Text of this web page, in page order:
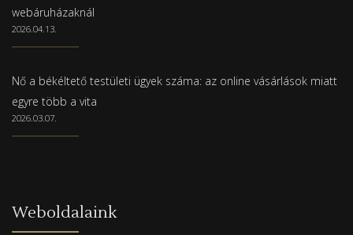
webáruházaknál
2026.04.13.
Nő a békéltető testületi ügyek száma: az online vásárlások miatt
egyre több a vita
2026.03.07.
Weboldalaink